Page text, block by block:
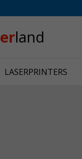
land
LASERPRINTERS